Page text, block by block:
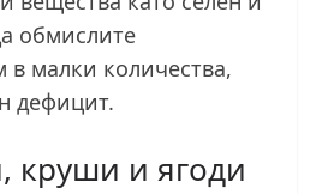
обмислите
в малки количества,
дефицит.
круши и ягоди